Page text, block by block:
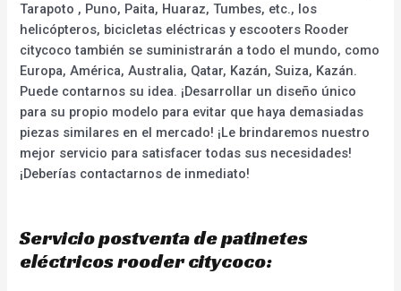
Tarapoto , Puno, Paita, Huaraz, Tumbes, etc., los
helicópteros, bicicletas eléctricas y escooters Rooder
citycoco también se suministrarán a todo el mundo, como
Europa, América, Australia, Qatar, Kazán, Suiza, Kazán.
Puede contarnos su idea. ¡Desarrollar un diseño único
para su propio modelo para evitar que haya demasiadas
piezas similares en el mercado! ¡Le brindaremos nuestro
mejor servicio para satisfacer todas sus necesidades!
¡Deberías contactarnos de inmediato!
Servicio postventa de patinetes
eléctricos rooder citycoco: